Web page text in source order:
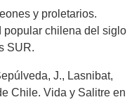
y proletarios.
popular chilena del siglo
SUR.
J., Lasnibat,
Chile. Vida y Salitre en